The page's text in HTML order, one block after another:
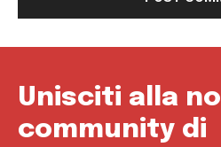
Unisciti alla
community di